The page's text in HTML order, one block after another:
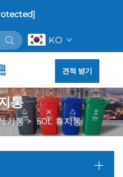
KO
견적 받기
통
기통>50L 휴지통